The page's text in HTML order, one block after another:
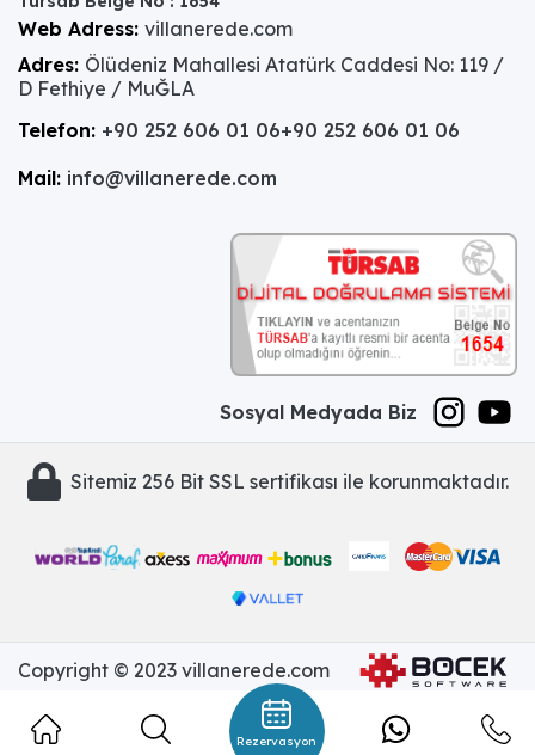
Web Adress: villanerede.com
Adres: Ölüdeniz Mahallesi Atatürk Caddesi No: 119 /
D Fethiye / MuĞLA
Telefon: +90 252 606 01 06+90 252 606 01 06
Mail: info@villanerede.com
Sosyal Medyada Biz
Sitemiz 256 Bit SSL sertifikası ile korunmaktadır.
Copyright © 2023 villanerede.com
Rezervasyon
yap